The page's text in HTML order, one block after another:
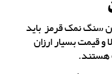
سنگ نمک قرمز باید
و قیمت بسیار ارزان
هستند.